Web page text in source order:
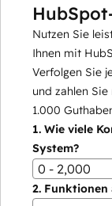
Nutzen Sie
Ihnen mit
Verfolgen Sie
und zahlen
1.000
1. Wie viele
System?
0 - 2,000
2. Funktionen